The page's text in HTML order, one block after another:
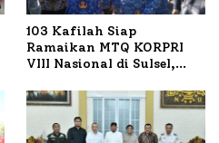
103 Kafilah Siap
Ramaikan MTQ KORPRI
VIII Nasional di Sulsel,